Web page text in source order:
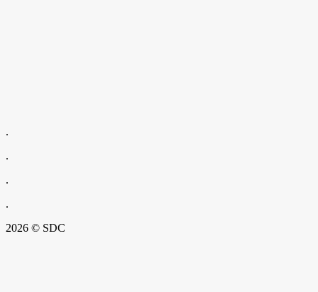
.
.
.
.
2026 © SDC